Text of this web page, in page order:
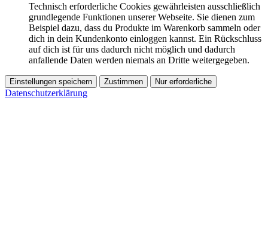
Technisch erforderliche Cookies gewährleisten ausschließlich
grundlegende Funktionen unserer Webseite. Sie dienen zum
Beispiel dazu, dass du Produkte im Warenkorb sammeln oder
dich in dein Kundenkonto einloggen kannst. Ein Rückschluss
auf dich ist für uns dadurch nicht möglich und dadurch
anfallende Daten werden niemals an Dritte weitergegeben.
Einstellungen speichern Zustimmen Nur erforderliche
Datenschutzerklärung